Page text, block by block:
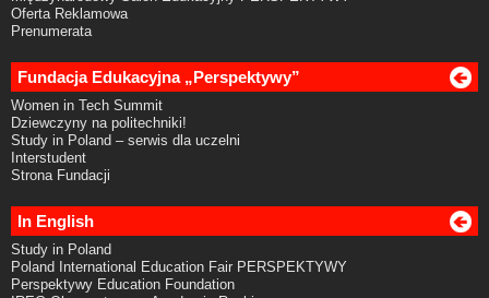
Oferta Reklamowa
Prenumerata
Fundacja Edukacyjna „Perspektywy”
Women in Tech Summit
Dziewczyny na politechniki!
Study in Poland – serwis dla uczelni
Interstudent
Strona Fundacji
In English
Study in Poland
Poland International Education Fair PERSPEKTYWY
Perspektywy Education Foundation